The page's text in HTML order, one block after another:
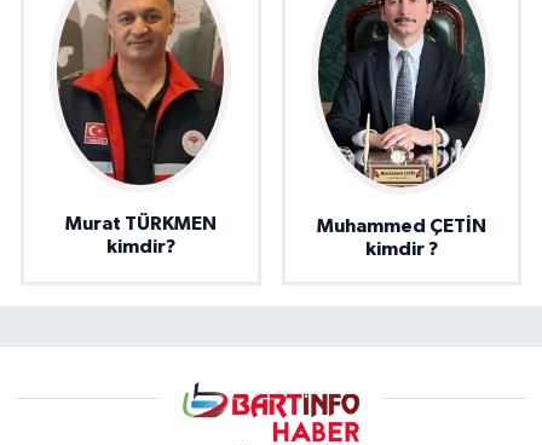
Murat TÜRKMEN
kimdir?
Muhammed ÇETİN
kimdir ?